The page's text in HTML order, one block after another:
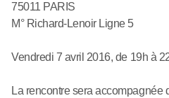
75011 PARIS
M° Richard-Lenoir Ligne 5
Vendredi 7 avril 2016, de 19h à
La rencontre sera accompagnée